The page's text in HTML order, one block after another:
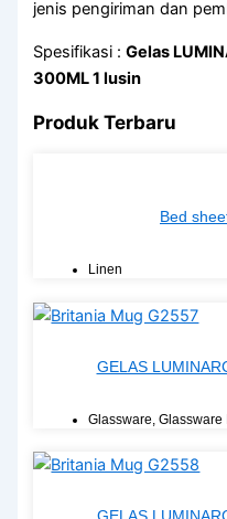
jenis pengiriman dan
Spesifikasi :Gelas
300ML 1 lusin
Produk Terbaru
Bed
Linen
GELAS
Glassware ,Glassware